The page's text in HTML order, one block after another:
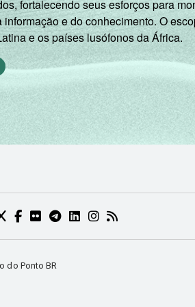
DE 79 13
À
Sim 89 7
Não 72 14
Centro Regional de Estudos para o
no Brasil - TIC Kids Online Brasil
fortalecendo seus esforços para
e do conhecimento. O
e os países lusófonos da África.
DO NIC.BR (ABRE EM NOVA ABA)
DO NIC.BR (ABRE EM NOVA
FACEBOOK DO NIC.BR (ABRE EM
FLICKR DO NIC.BR (ABRE EM
TELEGRAM DO NIC.BR
LINKEDIN DO NIC.BR
INSTAGRAM DO
RSS DO NIC.BR
do Ponto BR